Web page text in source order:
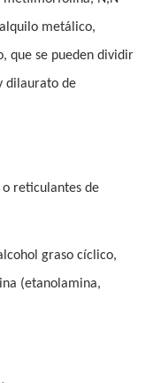
metálico,
que se pueden dividir
dilaurato de
o reticulantes de
graso cíclico,
(etanolamina,